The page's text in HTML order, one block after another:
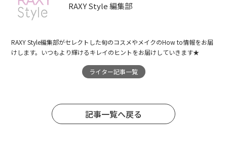
RAXY Style 編集部
RAXY Style編集部がセレクトした旬のコスメやメイクのHow to情報をお届
けします。いつもより輝けるキレイのヒントをお届けしていきます★
ライター記事一覧
記事一覧へ戻る